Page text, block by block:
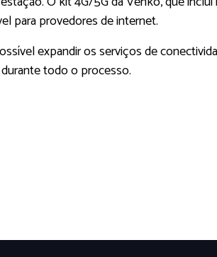
para provedores de internet.
expandir os serviços de
todo o processo.